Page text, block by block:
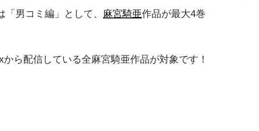
男コミ編」として、 麻宮騎亜作品が最大4巻
から配信している全麻宮騎亜作品が対象です！